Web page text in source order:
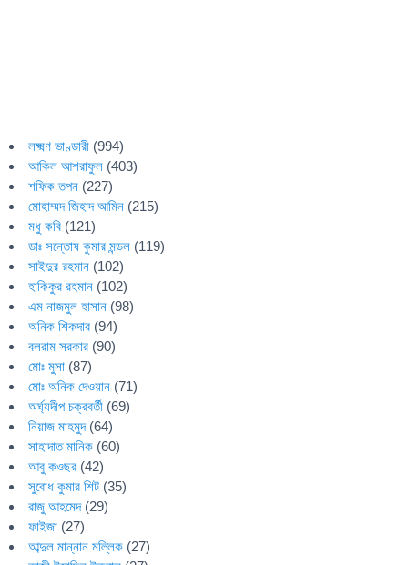
লক্ষ্মণ ভাণ্ডারী (994)
আকিল আশরাফুল (403)
শফিক তপন (227)
মোহাম্মদ জিহাদ আমিন (215)
মধু কবি (121)
ডাঃ সন্তোষ কুমার মন্ডল (119)
সাইদুর রহমান (102)
হাকিকুর রহমান (102)
এম নাজমুল হাসান (98)
অনিক শিকদার (94)
বলরাম সরকার (90)
মোঃ মুসা (87)
মোঃ অনিক দেওয়ান (71)
অর্ঘ্যদীপ চক্রবর্তী (69)
নিয়াজ মাহমুদ(64)
সাহাদাত মানিক (60)
আবু কওছর (42)
সুবোধ কুমার শিট (35)
রাজু আহমেদ(29)
ফাইজা (27)
আব্দুল মান্নান মল্লিক (27)